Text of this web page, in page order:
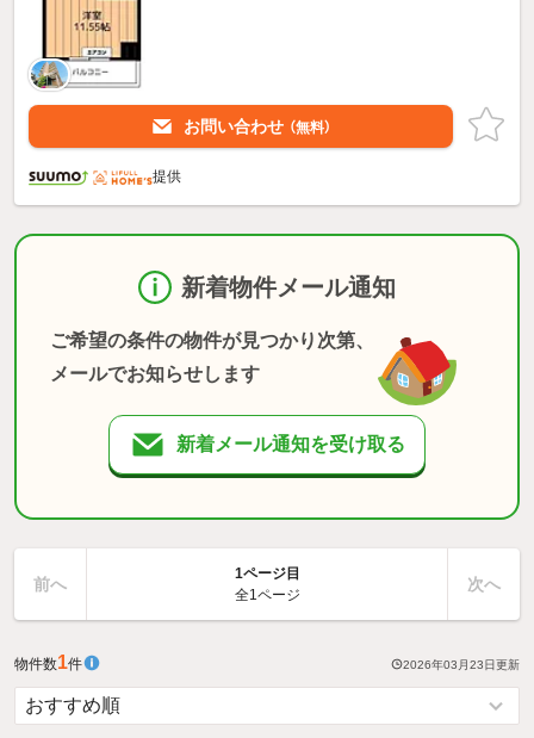
お問い合わせ （無料）
提供
新着物件メール通知
ご希望の条件の物件が見つかり次第、
メールでお知らせします
新着メール通知を受け取る
前へ
1ページ目
全1ページ
次へ
物件数1件 2026年03月23日更新